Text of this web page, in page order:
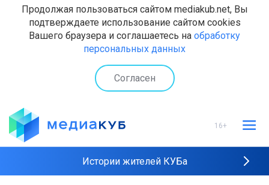
Продолжая пользоваться сайтом mediakub.net, Вы
подтверждаете использование сайтом cookies
Вашего браузера и соглашаетесь на обработку
персональных данных
Согласен
16+
Истории жителей КУБа